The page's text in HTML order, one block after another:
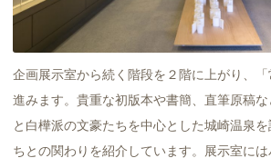
企画展示室から続く階段を２階に上がり、
進みます。貴重な初版本や書簡、直筆原稿
と白樺派の文豪たちを中心とした城崎温泉
ちとの関わりを紹介しています。展示室に